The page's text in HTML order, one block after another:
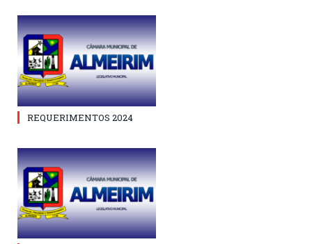
REQUERIMENTOS 2024